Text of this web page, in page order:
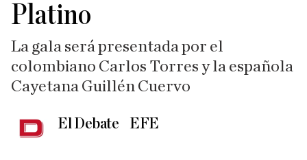
Platino
La gala será presentada por el
colombiano Carlos Torres y la española
Cayetana Guillén Cuervo
El Debate EFE